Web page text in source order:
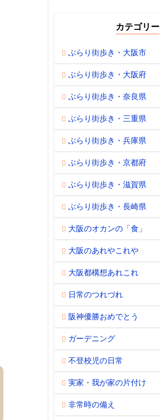
カテゴリー
ぶらり街歩き・大阪市
ぶらり街歩き・大阪府
ぶらり街歩き・奈良県
ぶらり街歩き・三重県
ぶらり街歩き・兵庫県
ぶらり街歩き・京都府
ぶらり街歩き・滋賀県
ぶらり街歩き・長崎県
大阪のオカンの「食」
大阪のあれやこれや
大阪都構想あれこれ
日常のつれづれ
阪神優勝おめでとう
ガーデニング
不登校児の日常
実家・我が家の片付け
非常時の備え